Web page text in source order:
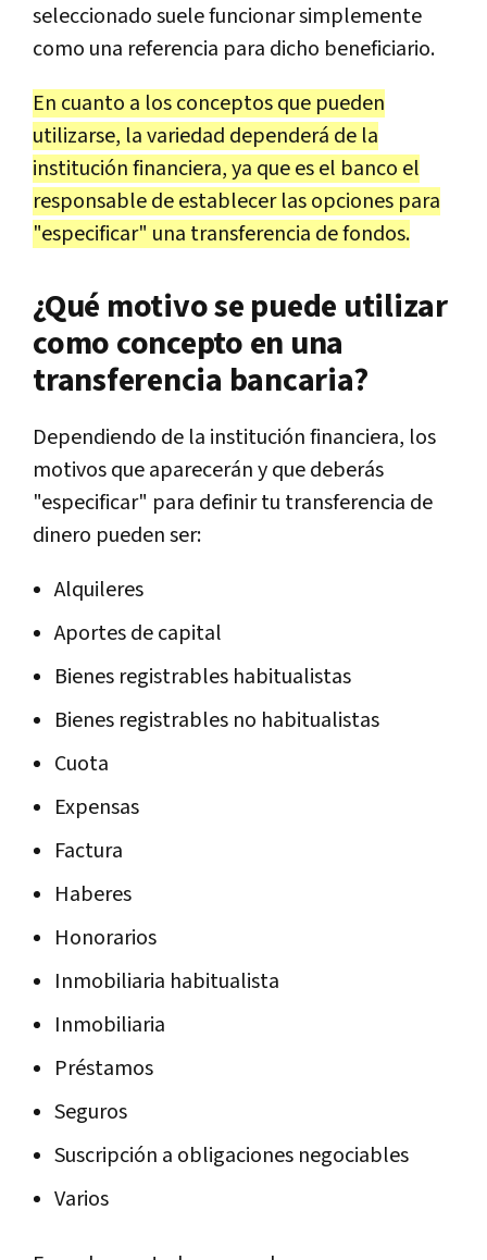
seleccionado suele funcionar simplemente
como una referencia para dicho beneficiario.
En cuanto a los conceptos que pueden
utilizarse, la variedad dependerá de la
institución financiera, ya que es el banco el
responsable de establecer las opciones para
"especificar" una transferencia de fondos.
¿Qué motivo se puede utilizar
como concepto en una
transferencia bancaria?
Dependiendo de la institución financiera, los
motivos que aparecerán y que deberás
"especificar" para definir tu transferencia de
dinero pueden ser:
Alquileres
Aportes de capital
Bienes registrables habitualistas
Bienes registrables no habitualistas
Cuota
Expensas
Factura
Haberes
Honorarios
Inmobiliaria habitualista
Inmobiliaria
Préstamos
Seguros
Suscripción a obligaciones negociables
Varios